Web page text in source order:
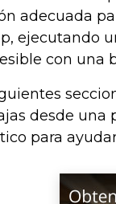
adecuada
ejecutando
con una
desde una
para